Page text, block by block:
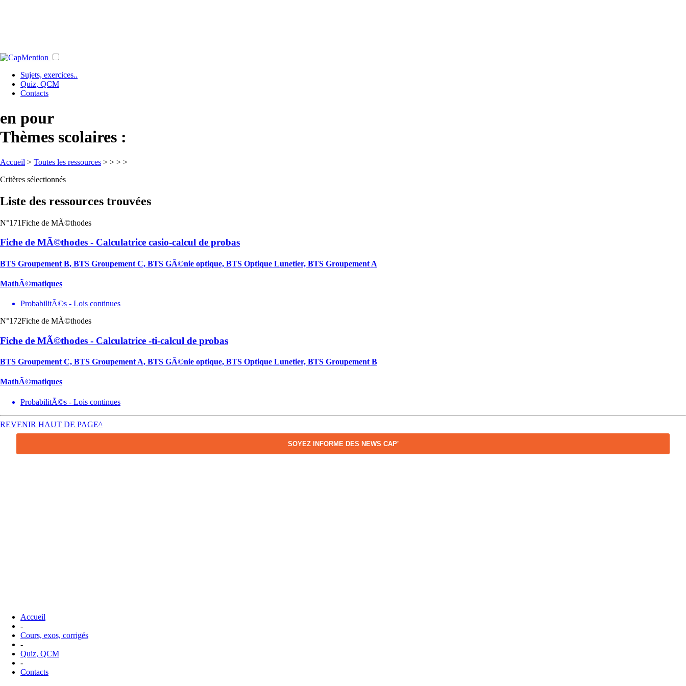
Sujets, exercices..
Quiz, QCM
Contacts
en pour
Thèmes scolaires :
Accueil > Toutes les ressources > > > >
Critères sélectionnés
Liste des ressources trouvées
N°171Fiche de MÃ©thodes
Fiche de MÃ©thodes - Calculatrice casio-calcul de probas
BTS Groupement B, BTS Groupement C, BTS GÃ©nie optique, BTS Optique Lunetier, BTS Groupement A
MathÃ©matiques
ProbabilitÃ©s - Lois continues
N°172Fiche de MÃ©thodes
Fiche de MÃ©thodes - Calculatrice -ti-calcul de probas
BTS Groupement C, BTS Groupement A, BTS GÃ©nie optique, BTS Optique Lunetier, BTS Groupement B
MathÃ©matiques
ProbabilitÃ©s - Lois continues
REVENIR HAUT DE PAGE^
SOYEZ INFORME DES NEWS CAP'
Accueil
-
Cours, exos, corrigés
-
Quiz, QCM
-
Contacts